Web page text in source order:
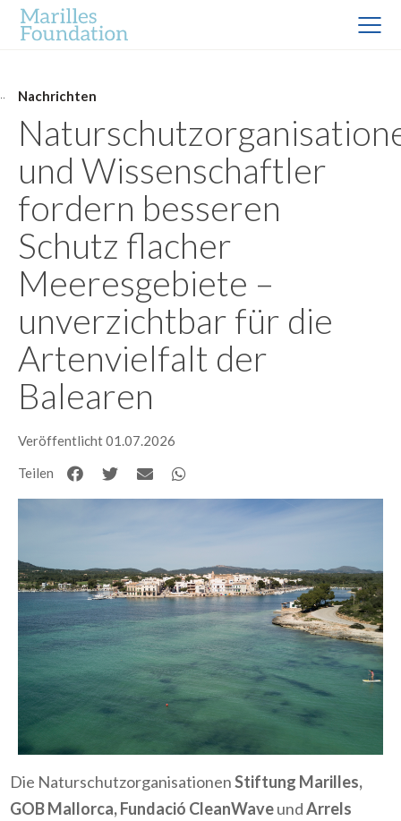
Nachrichten
und Wissenschaftler
fordern besseren
Schutz flacher
Meeresgebiete –
unverzichtbar für die
Artenvielfalt der
Balearen
Veröffentlicht 01.07.2026
Teilen
Die NaturschutzorganisationenStiftung Marilles,
GOB Mallorca, Fundació CleanWaveundArrels